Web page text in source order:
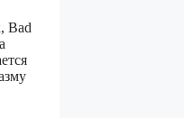
Bad